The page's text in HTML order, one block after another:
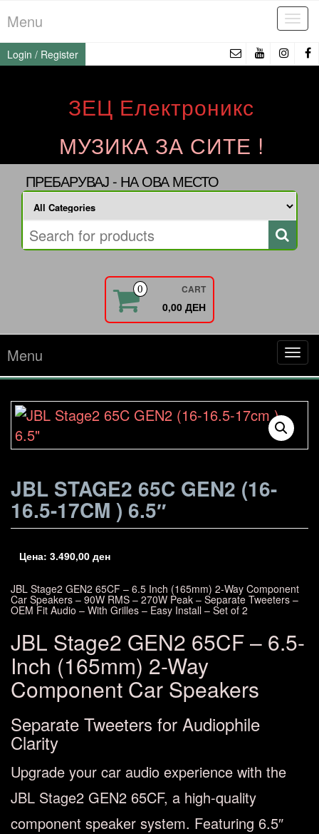
to
the
content
Menu
Login / Register
ЗЕЦ Електроникс
МУЗИКА ЗА СИТЕ !
ПРЕБАРУВАЈ - НА ОВА МЕСТО
0 CART
0,00 ДЕН
Menu
JBL STAGE2 65C GEN2 (16-
16.5-17CM ) 6.5″
Цена: 3.490,00 ден
JBL Stage2 GEN2 65CF – 6.5 Inch (165mm) 2-Way Component
Car Speakers – 90W RMS – 270W Peak – Separate Tweeters –
OEM Fit Audio – With Grilles – Easy Install – Set of 2
JBL Stage2 GEN2 65CF – 6.5-
Inch (165mm) 2-Way
Component Car Speakers
Separate Tweeters for Audiophile
Clarity
Upgrade your car audio experience with the
JBL Stage2 GEN2 65CF, a high-quality
component speaker system. Featuring 6.5″